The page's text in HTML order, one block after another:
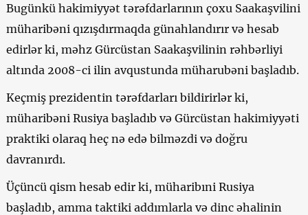
Bugünkü hakimiyyət tərəfdarlarının çoxu Saakaşvilini
müharibəni qızışdırmaqda günahlandırır və hesab
edirlər ki, məhz Gürcüstan Saakaşvilinin rəhbərliyi
altında 2008-ci ilin avqustunda müharubəni başladıb.
Keçmiş prezidentin tərəfdarları bildirirlər ki,
müharibəni Rusiya başladıb və Gürcüstan hakimiyyəti
praktiki olaraq heç nə edə bilməzdi və doğru
davranırdı.
Üçüncü qism hesab edir ki, müharibıni Rusiya
başladıb, amma taktiki addımlarla və dinc əhalinin